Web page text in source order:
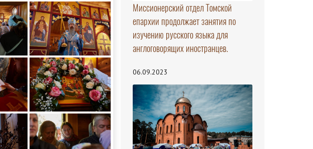
Миссионерский отдел Томской
епархии продолжает занятия по
изучению русского языка для
англоговорящих иностранцев.
06.09.2023